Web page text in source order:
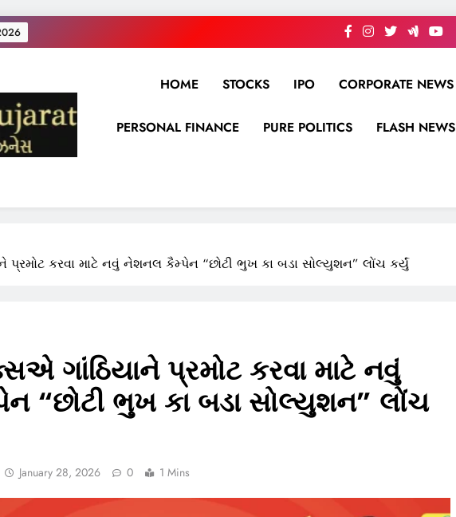
HOME STOCKS IPO CORPORATE NEWS
PERSONAL FINANCE PURE POLITICS FLASH NEWS
પ્રમોટ કરવા માટે નવું નેશનલ કૈમ્પેન “છોટી ભુખ કા બડા સોલ્યુશન” લોંચ કર્યું
ગાંઠિયાને પ્રમોટ કરવા માટે નવું
“છોટી ભુખ કા બડા સોલ્યુશન” લોંચ
January 28, 2026 0 1 Mins